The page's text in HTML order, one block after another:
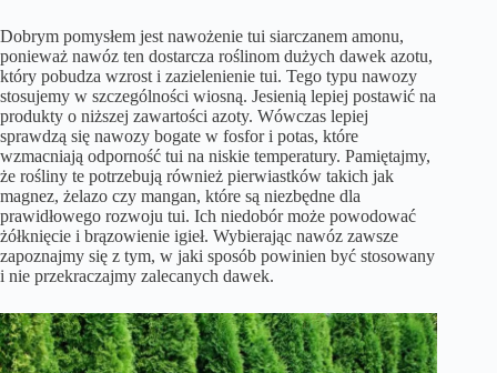
Dobrym pomysłem jest nawożenie tui siarczanem amonu,
ponieważ nawóz ten dostarcza roślinom dużych dawek azotu,
który pobudza wzrost i zazielenienie tui. Tego typu nawozy
stosujemy w szczególności wiosną. Jesienią lepiej postawić na
produkty o niższej zawartości azoty. Wówczas lepiej
sprawdzą się nawozy bogate w fosfor i potas, które
wzmacniają odporność tui na niskie temperatury. Pamiętajmy,
że rośliny te potrzebują również pierwiastków takich jak
magnez, żelazo czy mangan, które są niezbędne dla
prawidłowego rozwoju tui. Ich niedobór może powodować
żółknięcie i brązowienie igieł. Wybierając nawóz zawsze
zapoznajmy się z tym, w jaki sposób powinien być stosowany
i nie przekraczajmy zalecanych dawek.